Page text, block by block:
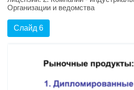
Организации и ведомства
Слайд 6